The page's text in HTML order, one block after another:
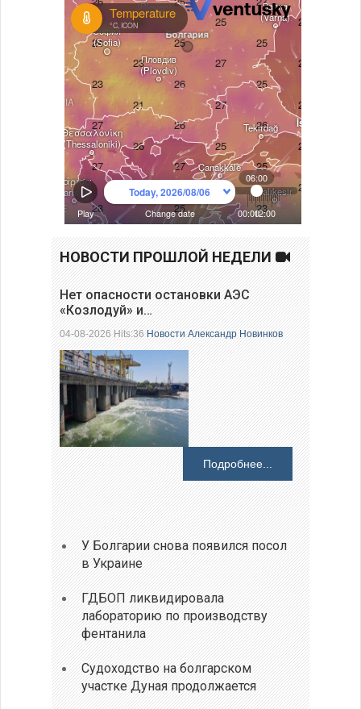
НОВОСТИ ПРОШЛОЙ НЕДЕЛИ
Нет опасности остановки АЭС
«Козлодуй» и…
04-08-2026 Hits:36Новости Александр Новинков
Подробнее...
У Болгарии снова появился посол
в Украине
ГДБОП ликвидировала
лабораторию по производству
фентанила
Судоходство на болгарском
участке Дуная продолжается